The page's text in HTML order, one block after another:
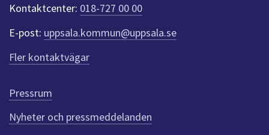
e
r
f
ö
r
e
n
n
a
Kontaktcenter: 018-727 00 00
E-post: uppsala.kommun@uppsala.se
Fler kontaktvägar
Pressrum
Nyheter och pressmeddelanden